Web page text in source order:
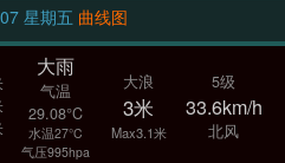
8-07 星期五 曲线图
大雨
气温
29.08°C
水温27°C
气压995hpa
大浪
3米
Max3.1米
5级
33.6km/h
北风